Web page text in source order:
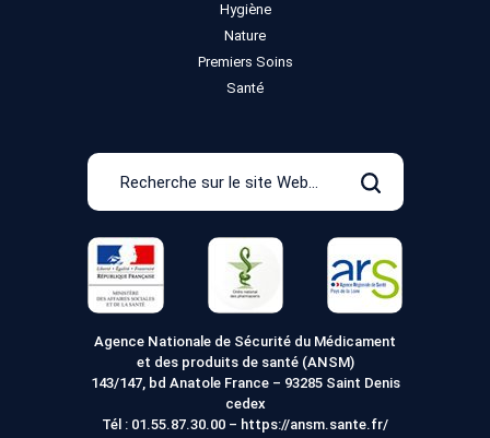
Hygiène
Nature
Premiers Soins
Santé
Recherche
le
site
Web
Rechercher
Agence Nationale de Sécurité du Médicament
et des produits de santé (ANSM)
143/147, bd Anatole France – 93285 Saint Denis
cedex
Tél : 01.55.87.30.00 – https://ansm.sante.fr/